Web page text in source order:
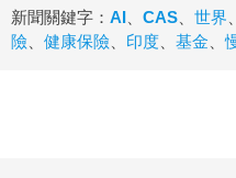
新聞關鍵字： AI CAS 世界
險
健康保險 印度 基金 、